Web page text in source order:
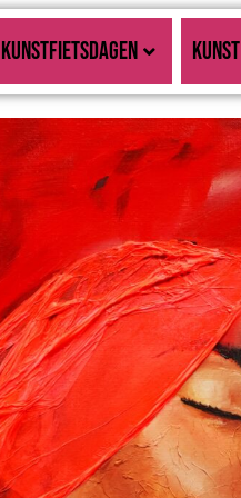
KUNSTFIETSDAGEN KUNST